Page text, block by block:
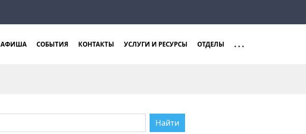
Найти
Найти
АФИША СОБЫТИЯ КОНТАКТЫ УСЛУГИ И РЕСУРСЫ ОТДЕЛЫ ...